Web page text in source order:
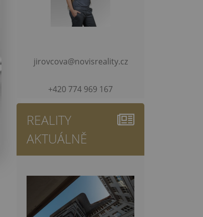
jirovcova@novisreality.cz
+420 774 969 167
REALITY
AKTUÁLNĚ